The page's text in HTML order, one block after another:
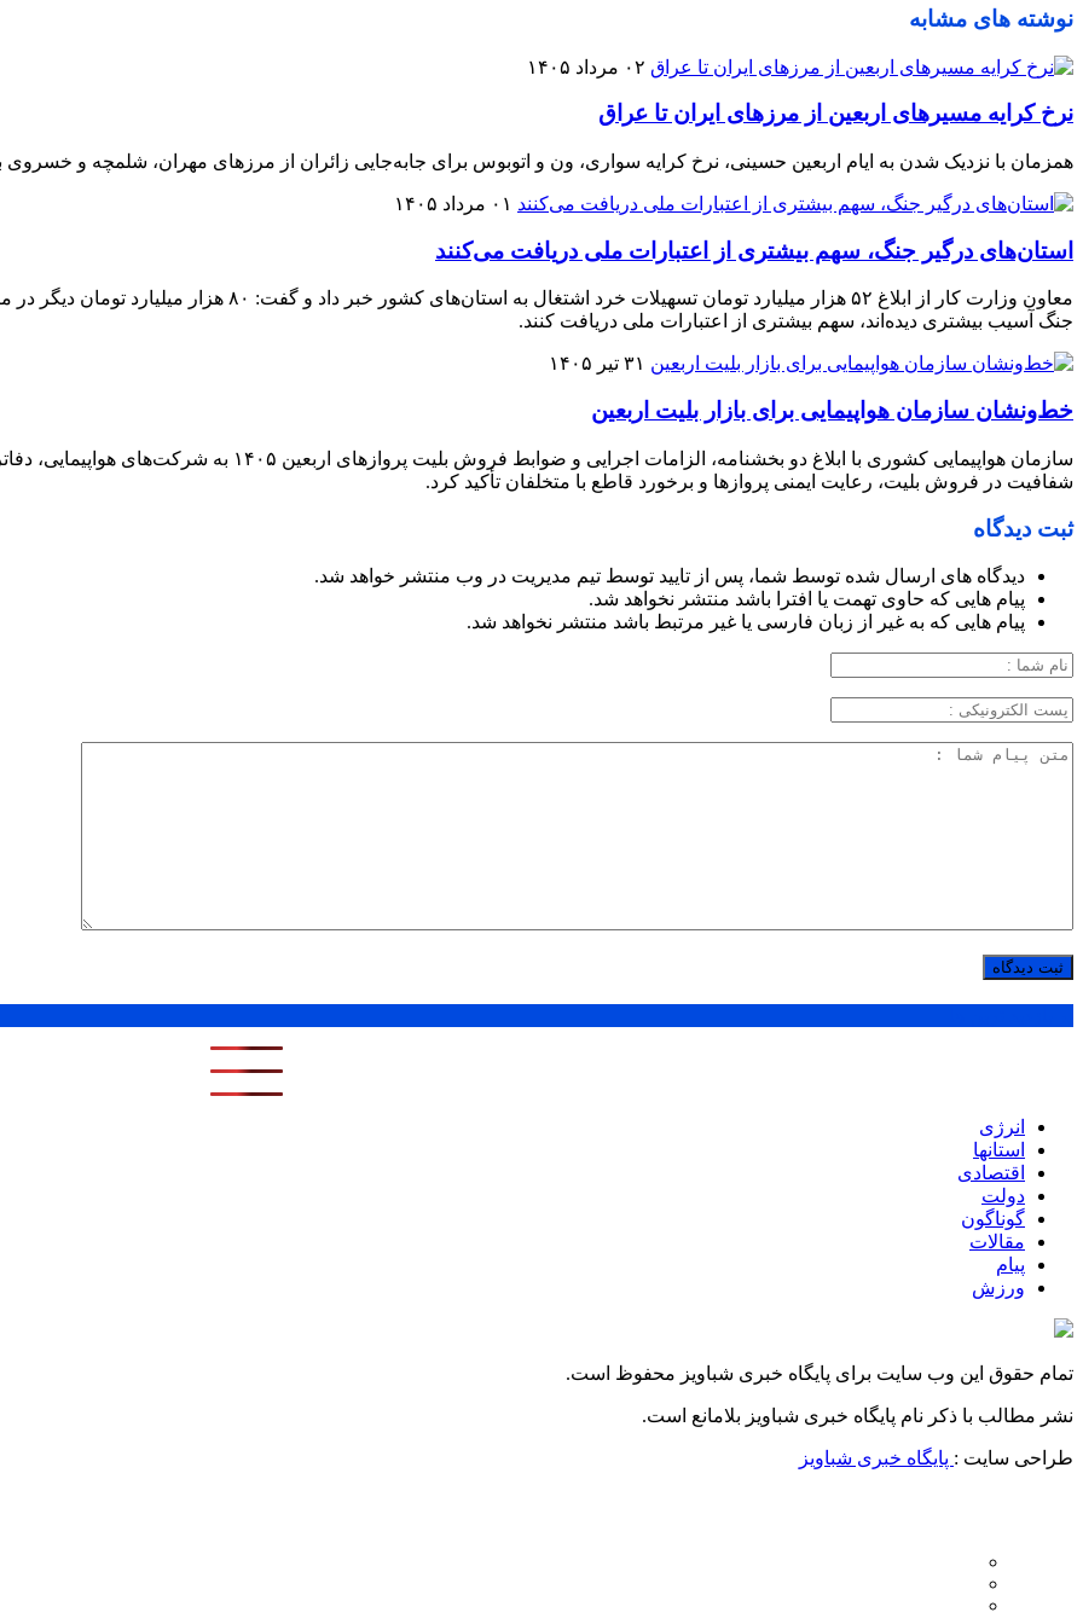
نوشته های مشابه
۰۲ مرداد ۱۴۰۵
نرخ کرایه مسیرهای اربعین از مرزهای ایران تا عراق
همزمان با نزدیک شدن به ایام اربعین حسینی، نرخ کرایه سواری، ون و اتوبوس برای جابه‌جایی زائران از مرزهای مهران، شلمچه و
۰۱ مرداد ۱۴۰۵
استان‌های درگیر جنگ، سهم بیشتری از اعتبارات ملی دریافت می‌کنند
معاون وزارت کار از ابلاغ ۵۲ هزار میلیارد تومان تسهیلات
جنگ آسیب بیشتری دیده‌اند، سهم بیشتری از اعتبارات ملی دریافت کنند.
۳۱ تیر ۱۴۰۵
خط‌ونشان سازمان هواپیمایی برای بازار بلیت اربعین
سازمان هواپیمایی کشوری با ابلاغ دو بخشنامه، الزامات
شفافیت در فروش بلیت، رعایت ایمنی پروازها و برخورد قاطع با متخلفان تأکید کرد.
ثبت دیدگاه
دیدگاه های ارسال شده توسط شما، پس از تایید توسط تیم مدیریت در وب منتشر خواهد شد.
پیام هایی که حاوی تهمت یا افترا باشد منتشر نخواهد شد.
پیام هایی که به غیر از زبان فارسی یا غیر مرتبط باشد منتشر نخواهد شد.
انرژی
استانها
اقتصادی
دولت
گوناگون
مقالات
پیام
ورزش
تمام حقوق این وب سایت برای پایگاه خبری شباویز محفوظ است.
نشر مطالب با ذکر نام پایگاه خبری شباویز بلامانع است.
طراحی سایت : پایگاه خبری شباویز